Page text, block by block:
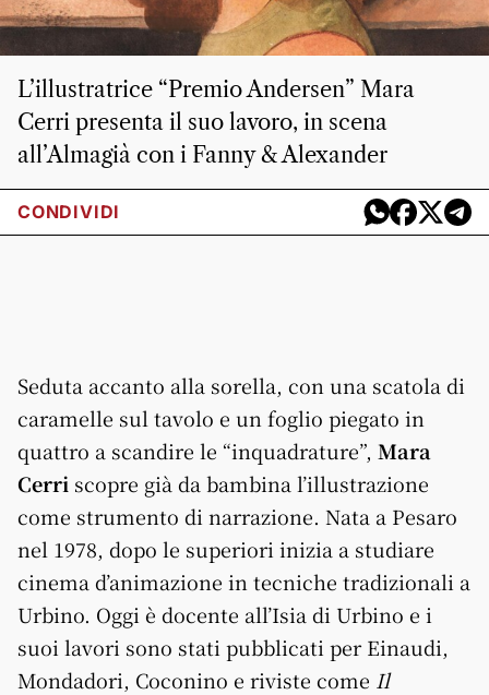
L’illustratrice “Premio Andersen” Mara
Cerri presenta il suo lavoro, in scena
all’Almagià con i Fanny & Alexander
CONDIVIDI
Seduta accanto alla sorella, con una scatola di
caramelle sul tavolo e un foglio piegato in
quattro a scandire le “inquadrature”, Mara
Cerri scopre già da bambina l’illustrazione
come strumento di narrazione. Nata a Pesaro
nel 1978, dopo le superiori inizia a studiare
cinema d’animazione in tecniche tradizionali a
Urbino. Oggi è docente all’Isia di Urbino e i
suoi lavori sono stati pubblicati per Einaudi,
Mondadori, Coconino e riviste come Il